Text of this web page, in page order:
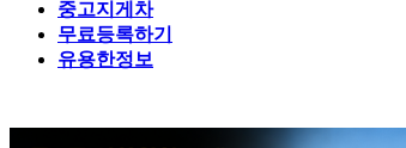
중고지게차
무료등록하기
유용한정보